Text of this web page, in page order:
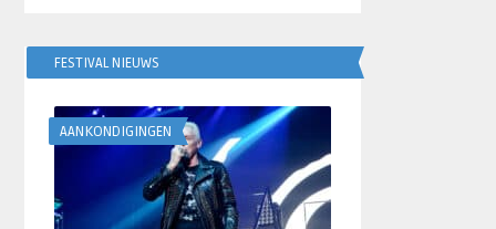
FESTIVAL NIEUWS
AANKONDIGINGEN